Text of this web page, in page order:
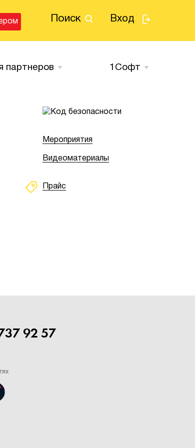
Поиск Вход
партнеров 1Cофт
Мероприятия
Видеоматериалы
Прайс
92 57